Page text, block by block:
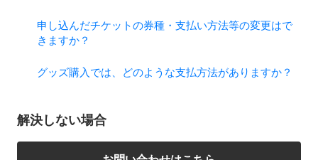
申し込んだチケットの券種・支払い方法等の変更はで
きますか？
グッズ購入では、どのような支払方法がありますか？
解決しない場合